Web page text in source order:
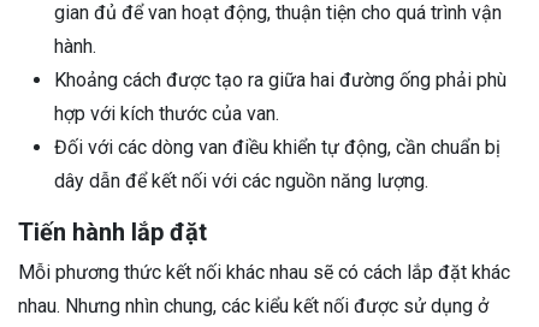
gian đủ để van hoạt động, thuận tiện cho quá trình vận
hành.
Khoảng cách được tạo ra giữa hai đường ống phải phù
hợp với kích thước của van.
Đối với các dòng van điều khiển tự động, cần chuẩn bị
dây dẫn để kết nối với các nguồn năng lượng.
Tiến hành lắp đặt
Mỗi phương thức kết nối khác nhau sẽ có cách lắp đặt khác
nhau. Nhưng nhìn chung, các kiểu kết nối được sử dụng ở